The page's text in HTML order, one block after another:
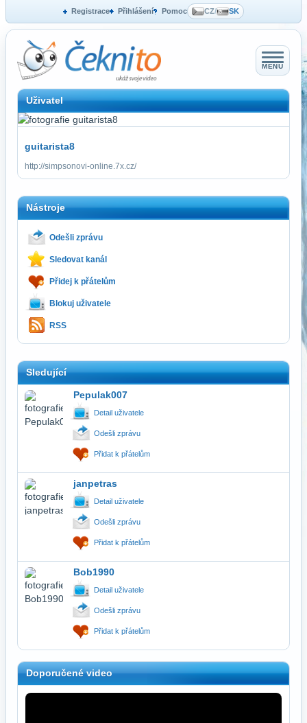
Registrace Přihlášení Pomoc CZ/ SK
MENU
Uživatel
guitarista8
http://simpsonovi-online.7x.cz/
Nástroje
Odešli zprávu
Sledovat kanál
Přidej k přátelům
Blokuj uživatele
RSS
Sledující
Pepulak007
Detail uživatele
Odešli zprávu
Přidat k přátelům
janpetras
Detail uživatele
Odešli zprávu
Přidat k přátelům
Bob1990
Detail uživatele
Odešli zprávu
Přidat k přátelům
Doporučené video